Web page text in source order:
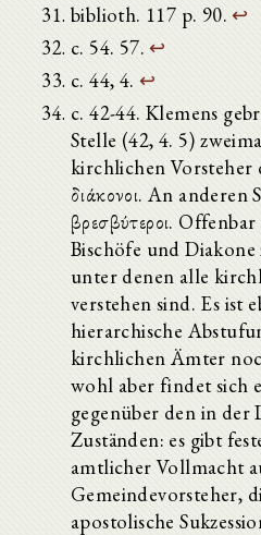
biblioth. 117 p. 90. ↩
c. 54. 57. ↩
c. 44, 4.↩
c. 42-44. Klemens
Stelle (42, 4. 5)
kirchlichen Vorsteher
διάκονοι. An
βρεσβύτεροι.
Bischöfe und
unter denen alle
verstehen sind. Es ist
hierarchische
kirchlichen Ämter
wohl aber findet sich
gegenüber den in der
Zuständen: es gibt
amtlicher Vollmacht
Gemeindevorsteher,
apostolische